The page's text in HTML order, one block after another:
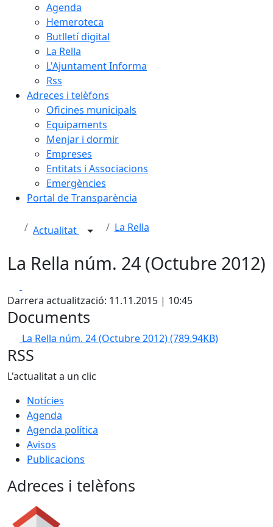
Agenda
Hemeroteca
Butlletí digital
La Rella
L'Ajuntament Informa
Rss
Adreces i telèfons
Oficines municipals
Equipaments
Menjar i dormir
Empreses
Entitats i Associacions
Emergències
Portal de Transparència
Actualitat La Rella
La Rella núm. 24 (Octubre 2012)
Darrera actualització: 11.11.2015 | 10:45
Documents
La Rella núm. 24 (Octubre 2012)(789.94KB)
RSS
L'actualitat a un clic
Notícies
Agenda
Agenda política
Avisos
Publicacions
Adreces i telèfons